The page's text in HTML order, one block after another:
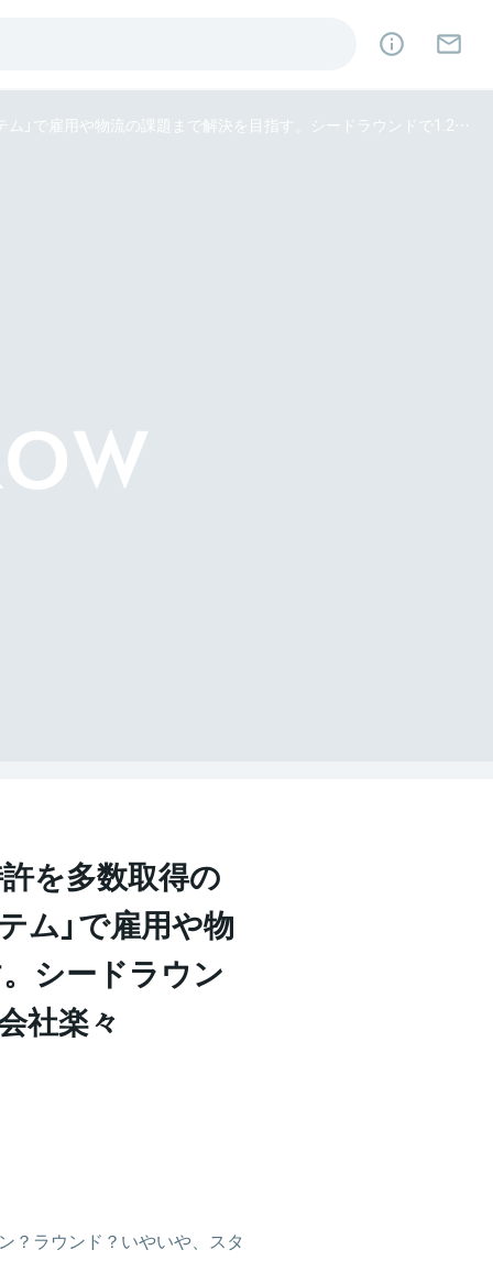
きのこで脱炭素を実現？特許を多数取得の「マッシュファメンタシステム」で雇用や物流の課題まで解決を目指す。シードラウンドで1.2億円を調達──株式会社楽々
を多数取得の
ム」で雇用や物
シードラウン
社楽々
？ラウンド？いやいや、スタ